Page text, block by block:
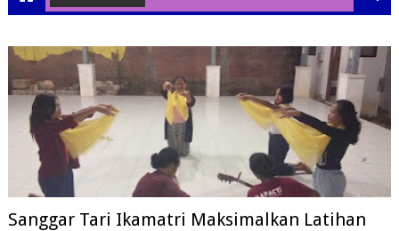
Sanggar Tari Ikamatri Maksimalkan Latihan